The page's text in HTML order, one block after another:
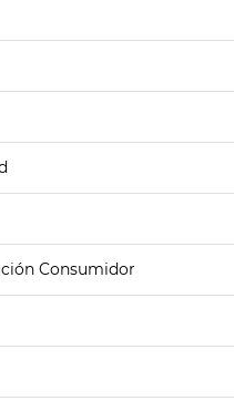
Consumidor